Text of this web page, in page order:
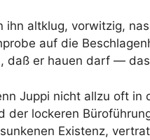
ihn altklug, vorwitzig,
auf die
daß er hauen darf —
Juppi nicht allzu oft in
der lockeren
Existenz,